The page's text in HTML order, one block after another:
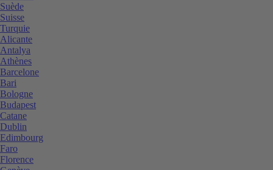
Suède
Suisse
Turquie
Alicante
Antalya
Athènes
Barcelone
Bari
Bologne
Budapest
Catane
Dublin
Edimbourg
Faro
Florence